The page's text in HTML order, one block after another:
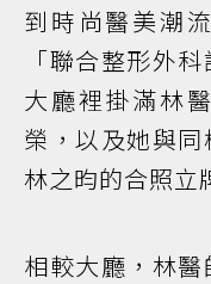
到時尚醫美潮
「聯合整形外
大廳裡掛滿林
榮，以及她與
林之昀的合照立
相較大廳，林